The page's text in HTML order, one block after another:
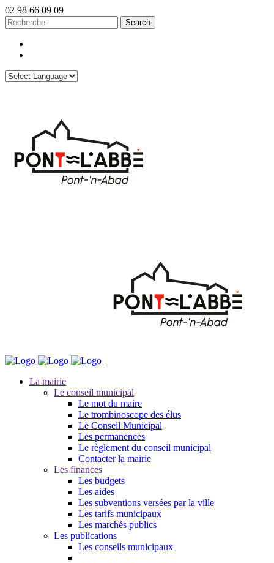
02 98 66 09 09
La mairie
Le conseil municipal
Le mot du maire
Le trombinoscope des élus
Le Conseil Municipal
Les permanences
Le règlement du conseil municipal
Contacter la mairie
Les finances
Les budgets
Les aides
Les subventions versées par la ville
Les tarifs municipaux
Les marchés publics
Les publications
Les conseils municipaux